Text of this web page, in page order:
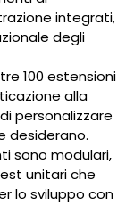
integrati,
degli
100 estensioni
alla
personalizzare
desiderano.
sono modulari,
unitari che
lo sviluppo con